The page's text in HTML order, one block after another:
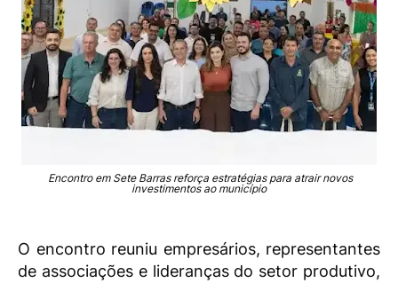
Encontro em Sete Barras reforça estratégias para atrair novos
investimentos ao município
O encontro reuniu empresários, representantes
de associações e lideranças do setor produtivo,